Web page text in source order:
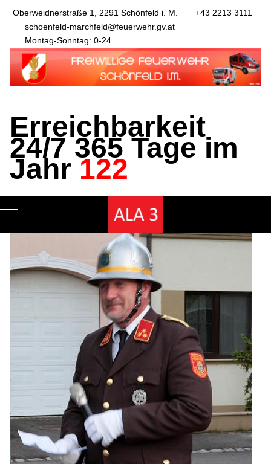
Oberweidnerstraße 1, 2291 Schönfeld i. M.
+43 2213 3111
schoenfeld-marchfeld@feuerwehr.gv.at
Montag-Sonntag: 0-24
Erreichbarkeit
24/7 365 Tage im
Jahr122
Mobile Menu Toggle